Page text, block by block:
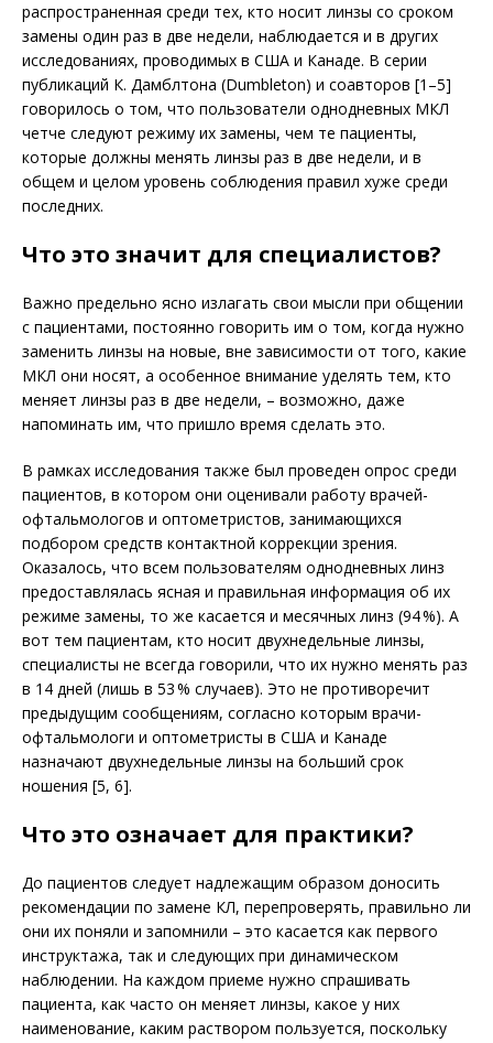
распространенная среди тех, кто носит линзы со сроком
замены один раз в две недели, наблюдается и в других
исследованиях, проводимых в США и Канаде. В серии
публикаций К. Дамблтона (Dumbleton) и соавторов [1–5]
говорилось о том, что пользователи одно­дневных МКЛ
четче следуют режиму их замены, чем те пациенты,
которые должны менять линзы раз в две недели, и в
общем и целом уровень соблюдения правил хуже среди
последних.
Что это значит для специалистов?
Важно предельно ясно излагать свои мысли при общении
с пациентами, постоянно говорить им о том, когда нужно
заменить линзы на новые, вне зависимости от того, какие
МКЛ они носят, а особенное внимание уделять тем, кто
меняет линзы раз в две недели, – возможно, даже
напоминать им, что пришло время сделать это.
В рамках исследования также был проведен опрос среди
пациентов, в котором они оценивали работу врачей-
офтальмологов и оптометристов, занимающихся
подбором средств контактной коррекции зрения.
Оказалось, что всем пользователям однодневных линз
предоставлялась ясная и правильная информация об их
режиме замены, то же касается и месячных линз (94 %). А
вот тем пациентам, кто носит двухнедельные линзы,
специалисты не всегда говорили, что их нужно менять раз
в 14 дней (лишь в 53 % случаев). Это не противоречит
предыдущим сообщениям, согласно которым врачи-
офтальмологи и оптометристы в США и Канаде
назначают двухнедельные линзы на больший срок
ношения [5, 6].
Что это означает для практики?
До пациентов следует надлежащим образом доносить
рекомендации по замене КЛ, перепроверять, правильно ли
они их поняли и запомнили – это касается как первого
инструктажа, так и следующих при динамическом
наблюдении. На каждом приеме нужно спрашивать
пациента, как часто он меняет линзы, какое у них
наименование, каким раствором пользуется, поскольку